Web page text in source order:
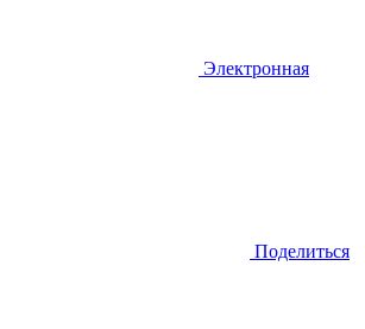
Электронная
Поделиться